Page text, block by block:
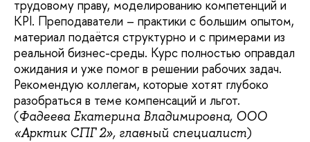
трудовому праву, моделированию компетенций и
KPI. Преподаватели – практики с большим опытом,
материал подаётся структурно и с примерами из
реальной бизнес-среды. Курс полностью оправдал
ожидания и уже помог в решении рабочих задач.
Рекомендую коллегам, которые хотят глубоко
разобраться в теме компенсаций и льгот.
(Фадеева Екатерина Владимировна, ООО
«Арктик СПГ 2», главный специалист)